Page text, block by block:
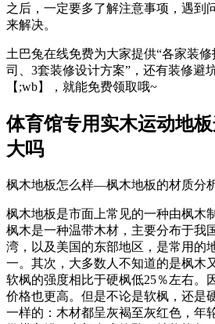
之后，一定要多了解注意事项，遇到
来解决。
土巴兔在线免费为大家提供“各家装
司、3套装修设计方案”，还有装修避
【;wb】，就能免费领取哦~
体育馆专用实木运动地
大吗
枫木地板怎么样—枫木地板的材质分
枫木地板是市面上常见的一种由枫木
枫木是一种温带木材，主要分布于我
湾，以及美国的东部地区，是常用的
一。其次，大多数人不知道的是枫木
软枫的强度相比于硬枫低25％左右。
价格也更高。但是不论是软枫，还是
一样的：木材都呈灰褐至灰红色，年